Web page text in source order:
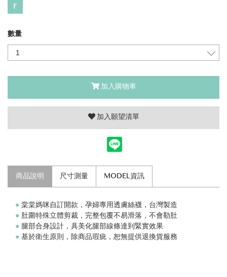
F
數量
加入購物車
加入願望清單
商品說明 尺寸測量 MODEL資訊
● 棠棠媽咪自訂開款，孕婦專用透膚絲襪，台灣製造
● 肚圍特殊立體剪裁，完整包覆不易滑落，不會勒肚
● 腿部合身設計，具美化腿部線條達到緊實效果
● 基於衛生原則，除商品瑕疵，恕無提供退換貨服務